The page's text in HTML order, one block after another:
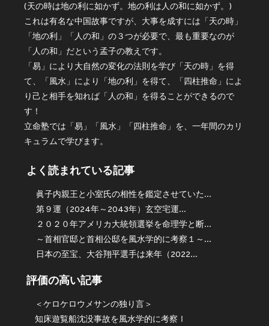
(天の時は地の利に如かず。地の利は人の和に如かず。)
これは有名な中国故事ですが、大事を成すには「天の時」
「地の利」「人の和」の３つが必要で、最も重要なのが
「人の和」だという孟子の教えです。
「易」により大自然の変化の法則を学び「天の時」を得
て、「風水」により「地の利」を得て、「四柱推命」によ
り己と相手を知れば「人の和」を得ることができるので
す！
立命塾では「易」「風水」「四柱推命」を、一年間のカリ
キュラムで学びます。
よく読まれている記事
眞子内親王と小室氏の相性を鑑定させていた...
第９運（2024年～2043年）玄空宅運...
２０２０年アメリカ大統領選挙を命理学と断...
～首相官邸と首相公邸を風水学的に考察１～...
日本の至宝、大谷翔平選手は来年（2022...
評価の高い記事
＜ケロケロウメサンの独り言＞
知床遊覧船沈没事故を風水学的に考察Ⅰ